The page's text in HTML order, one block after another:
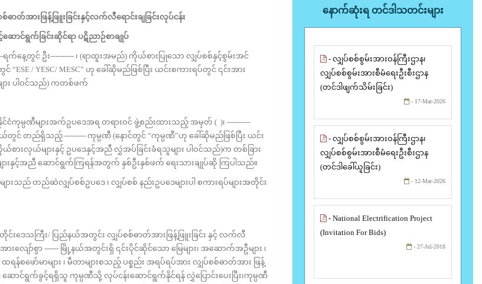
ဓာတ်အားဖြန့်ဖြူးခြင်းနှင့်လက်လီရောင်းချခြင်းလုပ်ငန်း
ောင်ရွက်ခြင်းဆိုင်ရာ ပဋိညာဉ်စာချုပ်
ရက်နေ့တွင် ဦး---------- ၊ (ရာထူးအမည်) ကိုယ်စားပြုသော လျှပ်စစ်နှင့်စွမ်းအင်
င် “ESE / YESC/ MESC” ဟု ခေါ်ဆိုမည်ဖြစ်ပြီး ယင်းစကားရပ်တွင် ၎င်းအား
ား ပါဝင်သည်) ကတစ်ဖက်
င်ငံကုမ္ပဏီများအက်ဥပဒေအရ တရားဝင် ဖွဲ့စည်းထားသည့် အမှတ် ( )၊ ----------
နယ်တွင် တည်ရှိသည့် --------- ကုမ္ပဏီ (နောင်တွင် “ကုမ္ပဏီ”ဟု ခေါ်ဆိုမည်ဖြစ်ပြီး ယင်း
စားလှယ်များနှင့် ဥပဒေနှင့်အညီ လွှဲအပ်ခြင်းခံရသူများ ပါဝင်သည်)က တစ်ခြား
းနှင့်အညီ ဆောင်ရွက်ကြရန်အတွက် နှစ်ဦးနှစ်ဖက် ရေးသားချုပ်ဆို ကြပါသည်။
သည် တည်ဆဲလျှပ်စစ်ဥပဒေ ၊ လျှပ်စစ် နည်းဥပဒေများပါ စကားရပ်များအတိုင်း
င်းဒေသကြီး/ ပြည်နယ်အတွင်း လျှပ်စစ်ဓာတ်အားဖြန့်ဖြူးခြင်း နှင့် လက်လီ
းလျော်စွာ ------ မြို့နယ်အတွင်းရှိ ၎င်းပိုင်ဆိုင်သော မြေများ၊ အဆောက်အဦများ ၊
ထရန်စဖော်မာများ ၊ မီတာများစသည့် ပစ္စည်း အရပ်ရပ်အား လျှပ်စစ်ဓာတ်အား ဖြန့်
ဆောင်ရွက်ခွင့်ရရှိသူ ကုမ္ပဏီသို့ လုပ်ငန်းဆောင်ရွက်နိုင်ရန် လွှဲပြောင်းပေးပြီး၊ကုမ္ပဏီ
နောက်ဆုံးရ တင်ဒါသတင်းများ
- လျှပ်စစ်စွမ်းအားဝန်ကြီးဌာန၊
လျှပ်စစ်စွမ်းအားစီမံရေးဦးစီးဌာန
(တင်ဒါဖျက်သိမ်းခြင်း)
- 17-Mar-2026
- လျှပ်စစ်စွမ်းအားဝန်ကြီးဌာန၊
လျှပ်စစ်စွမ်းအားစီမံရေးဦးစီးဌာန
(တင်ဒါခေါ်ယူခြင်း)
- 12-Mar-2026
- National Electrification Project
(Invitation For Bids)
- 27-Jul-2018